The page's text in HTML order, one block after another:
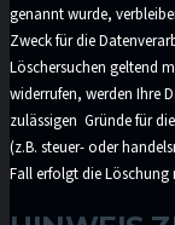
genannt wurde,
Zweck für die
Löschersuchen geltend
widerrufen, werden Ihre
zulässigen Gründe für
(z.B. steuer- oder
Fall erfolgt die Löschung